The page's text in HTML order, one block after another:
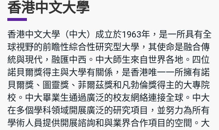
香港中文大學
香港中文大學（中大）成立於1963年，是一所具有全
球視野的前瞻性綜合性研究型大學，其使命是融合傳
統與現代，融匯中西。中大師生來自世界各地。四位
諾貝爾獎得主與大學有關係，是香港唯一一所擁有諾
貝爾獎、圖靈獎、菲爾茲獎和凡勃倫獎得主的大專院
校。中大畢業生通過廣泛的校友網絡連接全球。中大
在多個學科領域開展廣泛的研究項目，並努力為所有
學術人員提供開展諮詢和與業界合作項目的空間。大